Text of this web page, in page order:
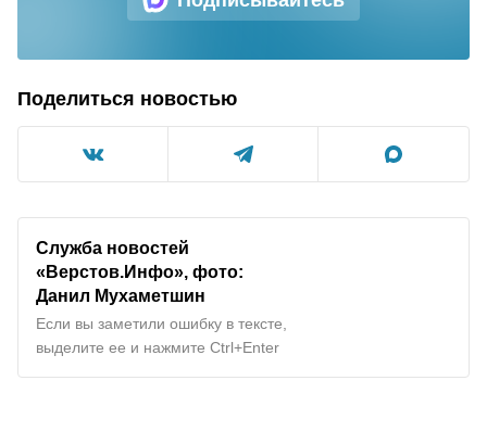
Поделиться новостью
Служба новостей
«Верстов.Инфо», фото:
Данил Мухаметшин
Если вы заметили ошибку в тексте,
выделите ее и нажмите Ctrl+Enter